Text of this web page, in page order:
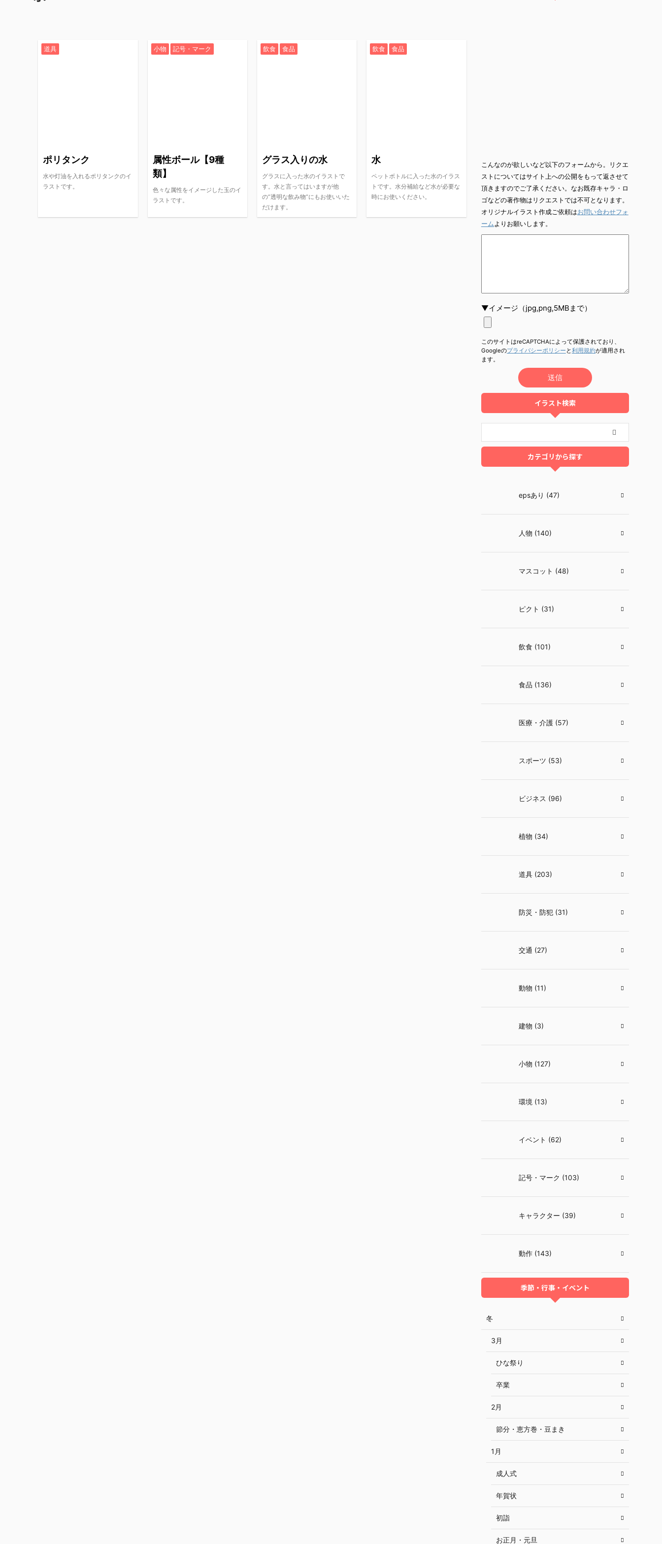
道具
ポリタンク
水や灯油を入れるポリタンクのイ
ラストです。
小物 記号・マーク
属性ボール【9種
類】
色々な属性をイメージした玉のイ
ラストです。
飲食 食品
グラス入りの水
グラスに入った水のイラストで
す。水と言ってはいますが他
の”透明な飲み物”にもお使いいた
だけます。
飲食 食品
水
ペットボトルに入った水のイラス
トです。水分補給など水が必要な
時にお使いください。
こんなのが欲しいなど以下のフォームから。リクエ
ストについてはサイト上への公開をもって返させて
頂きますのでご了承ください。なお既存キャラ・ロ
ゴなどの著作物はリクエストでは不可となります。
オリジナルイラスト作成ご依頼はお問い合わせフォ
ーム よりお願いします。
▼イメージ（jpg,png,5MBまで）
このサイトはreCAPTCHAによって保護されており、
Googleのプライバシーポリシー と利用規約が適用され
ます。
イラスト検索
カテゴリから探す
epsあり (47)
人物 (140)
マスコット (48)
ピクト (31)
飲食 (101)
食品 (136)
医療・介護 (57)
スポーツ (53)
ビジネス (96)
植物 (34)
道具 (203)
防災・防犯 (31)
交通 (27)
動物 (11)
建物 (3)
小物 (127)
環境 (13)
イベント (62)
記号・マーク (103)
キャラクター (39)
動作 (143)
季節・行事・イベント
冬
3月
ひな祭り
卒業
2月
節分・恵方巻・豆まき
1月
成人式
年賀状
初詣
お正月・元旦